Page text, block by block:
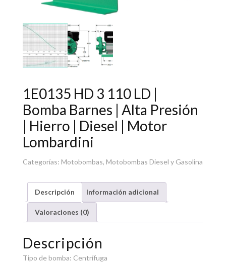
1E0135 HD 3 110 LD |
Bomba Barnes | Alta Presión
| Hierro | Diesel | Motor
Lombardini
Categorías: Motobombas, Motobombas Diesel y Gasolina
Descripción Información adicional
Valoraciones (0)
Descripción
Tipo de bomba: Centrífuga